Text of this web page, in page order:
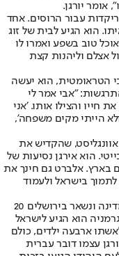
אומר יורגן.
עבור הרוסים. אחד
הוא הגיע לבית של זוג
טוב בשפע ואמרו לו
אצלם וליהנות קצת
הטראומטית, הוא יעשה
"אבי אמר לי
חייו והצילו אותו. 'אני
הייתי מקים משפחה',
שהקדיש את
הוא אירגן נסיעות של
בארץ. אלברט גם חינך את
בישראל ולעמוד
יורגן הצטרף לאביו לאחד הסיורים, התאהב במדינה ונשאר בירושלים 20
הוא הגיע לישראל
ארבעה ילדים, כולם
עצמו דובר עברית